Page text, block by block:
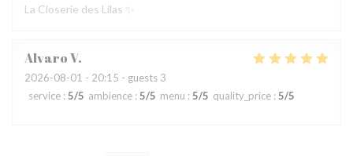
La Closerie des Lilas ✨
AlvaroV
2026-08-01 - 20:15 - guests 3
service : 5/5 ambience : 5/5 menu : 5/5 quality_price : 5/5